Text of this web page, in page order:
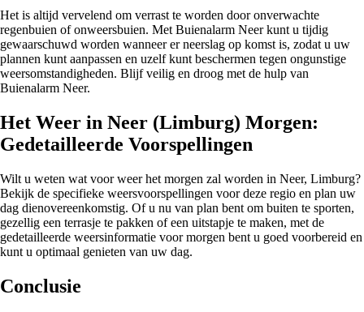
Het is altijd vervelend om verrast te worden door onverwachte
regenbuien of onweersbuien. Met Buienalarm Neer kunt u tijdig
gewaarschuwd worden wanneer er neerslag op komst is, zodat u uw
plannen kunt aanpassen en uzelf kunt beschermen tegen ongunstige
weersomstandigheden. Blijf veilig en droog met de hulp van
Buienalarm Neer.
Het Weer in Neer (Limburg) Morgen:
Gedetailleerde Voorspellingen
Wilt u weten wat voor weer het morgen zal worden in Neer, Limburg?
Bekijk de specifieke weersvoorspellingen voor deze regio en plan uw
dag dienovereenkomstig. Of u nu van plan bent om buiten te sporten,
gezellig een terrasje te pakken of een uitstapje te maken, met de
gedetailleerde weersinformatie voor morgen bent u goed voorbereid en
kunt u optimaal genieten van uw dag.
Conclusie